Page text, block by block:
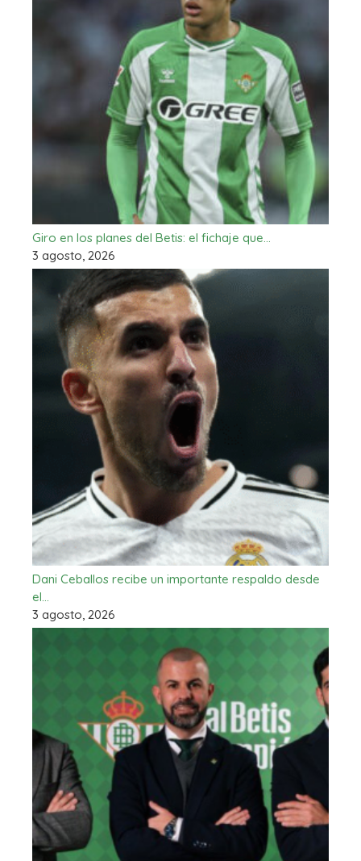
Giro en los planes del Betis: el fichaje que…
3 agosto, 2026
Dani Ceballos recibe un importante respaldo desde
el…
3 agosto, 2026